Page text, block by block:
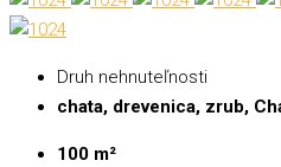
Druh nehnuteľnosti
chata, drevenica, zrub,
100 m²